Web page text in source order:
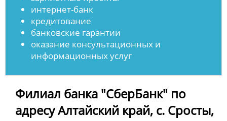
интернет-банк
кредитование
банковские гарантии
оказание консультационных и
информационных услуг
Филиал банка "СберБанк" по
адресу Алтайский край, с. Сросты,